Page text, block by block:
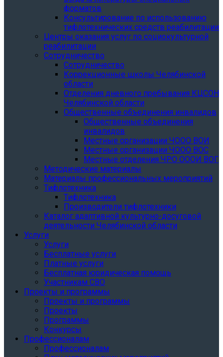
форматов
Консультирование по использованию
тифлотехнических средств реабилитации
Центры оказания услуг по социокультурной
реабилитации
Сотрудничество
Сотрудничество
Коррекционные школы Челябинской
области
Отделения дневного пребывания КЦСОН
Челябинской области
Общественные объединения инвалидов
Общественные объединения
инвалидов
Местные организации ЧООО ВОИ
Местные организации ЧООО ВОС
Местные отделения ЧРО ОООИ ВОГ
Методические материалы
Материалы профессиональных мероприятий
Тифлотехника
Тифлотехника
Производители тифлотехники
Каталог адаптивной культурно-досуговой
деятельности Челябинской области
Услуги
Услуги
Бесплатные услуги
Платные услуги
Бесплатная юридическая помощь
Участникам СВО
Проекты и программы
Проекты и программы
Проекты
Программы
Конкурсы
Профессионалам
Профессионалам